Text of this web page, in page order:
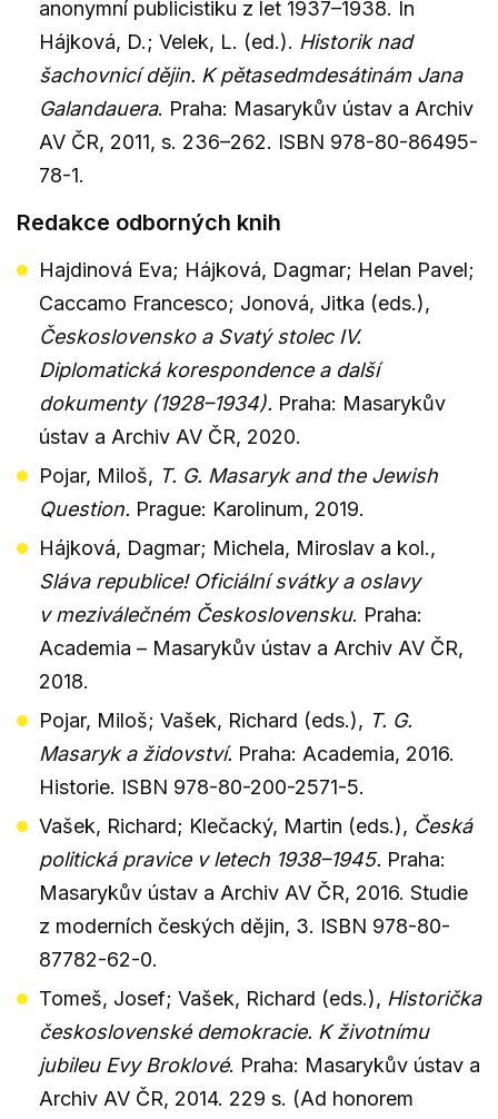
anonymní publicistiku z let 1937–1938. In
Hájková, D.; Velek, L. (ed.). Historik nad
šachovnicí dějin. K pětasedmdesátinám Jana
Galandauera. Praha: Masarykův ústav a Archiv
AV ČR, 2011, s. 236–262. ISBN 978-80-86495-
78-1.
Redakce odborných knih
Hajdinová Eva; Hájková, Dagmar; Helan Pavel;
Caccamo Francesco; Jonová, Jitka (eds.),
Československo a Svatý stolec IV.
Diplomatická korespondence a další
dokumenty (1928–1934). Praha: Masarykův
ústav a Archiv AV ČR, 2020.
Pojar, Miloš, T. G. Masaryk and the Jewish
Question. Prague: Karolinum, 2019.
Hájková, Dagmar; Michela, Miroslav a kol.,
Sláva republice! Oficiální svátky a oslavy
v meziválečném Československu. Praha:
Academia – Masarykův ústav a Archiv AV ČR,
2018.
Pojar, Miloš; Vašek, Richard (eds.), T. G.
Masaryk a židovství. Praha: Academia, 2016.
Historie. ISBN 978-80-200-2571-5.
Vašek, Richard; Klečacký, Martin (eds.), Česká
politická pravice v letech 1938–1945. Praha:
Masarykův ústav a Archiv AV ČR, 2016. Studie
z moderních českých dějin, 3. ISBN 978-80-
87782-62-0.
Tomeš, Josef; Vašek, Richard (eds.), Historička
československé demokracie. K životnímu
jubileu Evy Broklové. Praha: Masarykův ústav a
Archiv AV ČR, 2014. 229 s. (Ad honorem